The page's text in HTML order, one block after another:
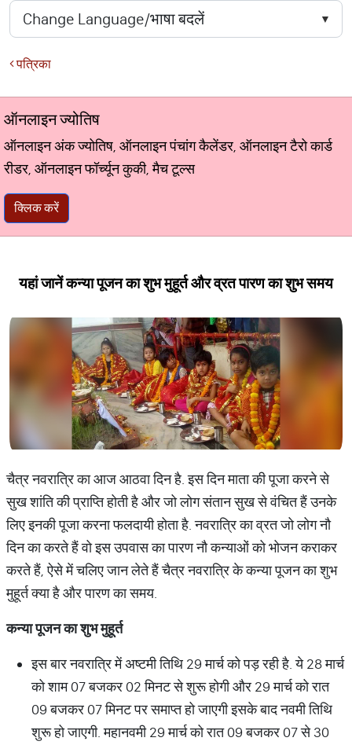
पत्रिका
ऑनलाइन ज्योतिष
ऑनलाइन अंक ज्योतिष, ऑनलाइन पंचांग कैलेंडर, ऑनलाइन टैरो कार्ड
रीडर, ऑनलाइन फॉर्च्यून कुकी, मैच टूल्स
क्लिक करें
यहां जानें कन्या पूजन का शुभ मुहूर्त और व्रत पारण का शुभ समय
चैत्र नवरात्रि का आज आठवा दिन है. इस दिन माता की पूजा करने से
सुख शांति की प्राप्ति होती है और जो लोग संतान सुख से वंचित हैं उनके
लिए इनकी पूजा करना फलदायी होता है. नवरात्रि का व्रत जो लोग नौ
दिन का करते हैं वो इस उपवास का पारण नौ कन्याओं को भोजन कराकर
करते हैं, ऐसे में चलिए जान लेते हैं चैत्र नवरात्रि के कन्या पूजन का शुभ
मुहूर्त क्या है और पारण का समय.
कन्यापूजनकाशुभमुहूर्त
इस बार नवरात्रि में अष्टमी तिथि 29 मार्च को पड़ रही है. ये 28 मार्च
को शाम 07 बजकर 02 मिनट से शुरू होगी और 29 मार्च को रात
09 बजकर 07 मिनट पर समाप्त हो जाएगी इसके बाद नवमी तिथि
शुरू हो जाएगी. महानवमी 29 मार्च को रात 09 बजकर 07 से 30